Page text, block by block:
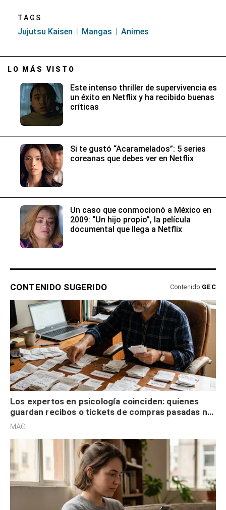
TAGS
Jujutsu Kaisen Mangas Animes
LO MÁS VISTO
Este intenso thriller de supervivencia es
un éxito en Netflix y ha recibido buenas
críticas
Si te gustó “Acaramelados”: 5 series
coreanas que debes ver en Netflix
Un caso que conmocionó a México en
2009: “Un hijo propio”, la película
documental que llega a Netflix
CONTENIDO SUGERIDO Contenido GEC
Los expertos en psicología coinciden: quienes
guardan recibos o tickets de compras pasadas no
son acumuladores, sino que tienen necesidad de
MAG.